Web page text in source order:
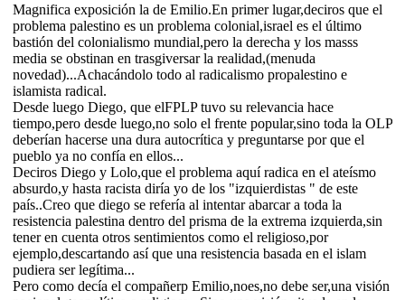
Magnifica exposición la de Emilio.En primer lugar,deciros que el
problema palestino es un problema colonial,israel es el último
bastión del colonialismo mundial,pero la derecha y los masss
media se obstinan en trasgiversar la realidad,(menuda
novedad)...Achacándolo todo al radicalismo propalestino e
islamista radical.
Desde luego Diego, que elFPLP tuvo su relevancia hace
tiempo,pero desde luego,no solo el frente popular,sino toda la OLP
deberían hacerse una dura autocrítica y preguntarse por que el
pueblo ya no confía en ellos...
Deciros Diego y Lolo,que el problema aquí radica en el ateísmo
absurdo,y hasta racista diría yo de los "izquierdistas " de este
país..Creo que diego se refería al intentar abarcar a toda la
resistencia palestina dentro del prisma de la extrema izquierda,sin
tener en cuenta otros sentimientos como el religioso,por
ejemplo,descartando así que una resistencia basada en el islam
pudiera ser legítima...
Pero como decía el compañerp Emilio,noes,no debe ser,una visión